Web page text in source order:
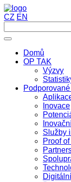
CZ EN
Domů
OP TAK
Výzvy
Inovace
Služby
Proof